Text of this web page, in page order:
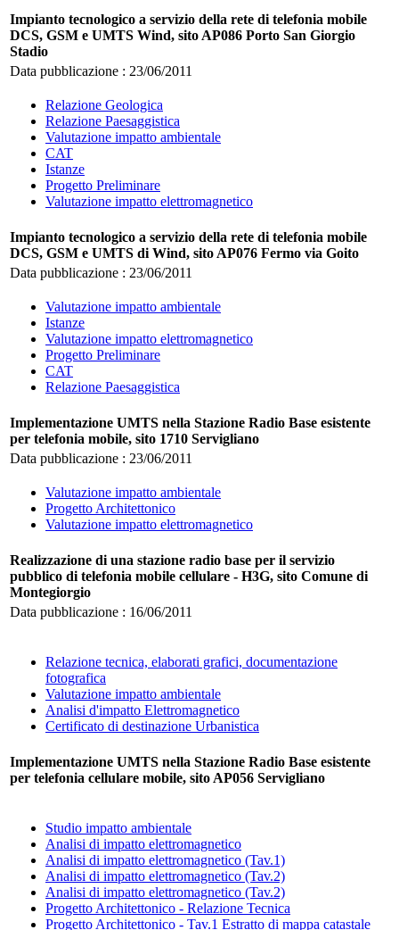
Impianto tecnologico a servizio della rete di telefonia mobile
DCS, GSM e UMTS Wind, sito AP086 Porto San Giorgio
Stadio
Data pubblicazione : 23/06/2011
Relazione Geologica
Relazione Paesaggistica
Valutazione impatto ambientale
CAT
Istanze
Progetto Preliminare
Valutazione impatto elettromagnetico
Impianto tecnologico a servizio della rete di telefonia mobile
DCS, GSM e UMTS di Wind, sito AP076 Fermo via Goito
Data pubblicazione : 23/06/2011
Valutazione impatto ambientale
Istanze
Valutazione impatto elettromagnetico
Progetto Preliminare
CAT
Relazione Paesaggistica
Implementazione UMTS nella Stazione Radio Base esistente
per telefonia mobile, sito 1710 Servigliano
Data pubblicazione : 23/06/2011
Valutazione impatto ambientale
Progetto Architettonico
Valutazione impatto elettromagnetico
Realizzazione di una stazione radio base per il servizio
pubblico di telefonia mobile cellulare - H3G, sito Comune di
Montegiorgio
Data pubblicazione : 16/06/2011
Relazione tecnica, elaborati grafici, documentazione
fotografica
Valutazione impatto ambientale
Analisi d'impatto Elettromagnetico
Certificato di destinazione Urbanistica
Implementazione UMTS nella Stazione Radio Base esistente
per telefonia cellulare mobile, sito AP056 Servigliano
Studio impatto ambientale
Analisi di impatto elettromagnetico
Analisi di impatto elettromagnetico (Tav.1)
Analisi di impatto elettromagnetico (Tav.2)
Analisi di impatto elettromagnetico (Tav.2)
Progetto Architettonico - Relazione Tecnica
Progetto Architettonico - Tav.1 Estratto di mappa catastale